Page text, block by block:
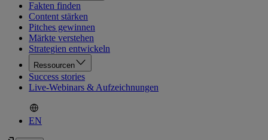
Fakten finden
Content stärken
Pitches gewinnen
Märkte verstehen
Strategien entwickeln
Ressourcen
Success stories
Live-Webinars & Aufzeichnungen
EN